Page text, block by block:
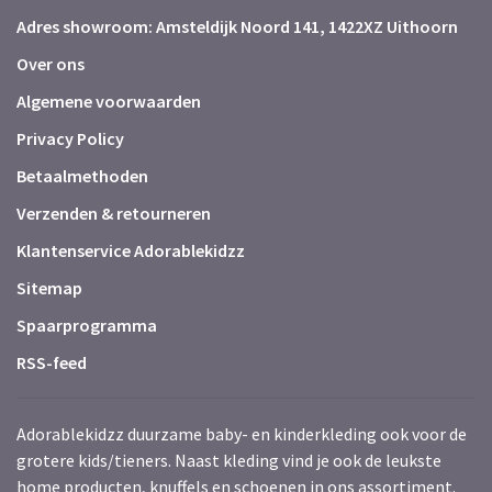
Adres showroom: Amsteldijk Noord 141, 1422XZ Uithoorn
Over ons
Algemene voorwaarden
Privacy Policy
Betaalmethoden
Verzenden & retourneren
Klantenservice Adorablekidzz
Sitemap
Spaarprogramma
RSS-feed
Adorablekidzz duurzame baby- en kinderkleding ook voor de
grotere kids/tieners. Naast kleding vind je ook de leukste
home producten, knuffels en schoenen in ons assortiment.